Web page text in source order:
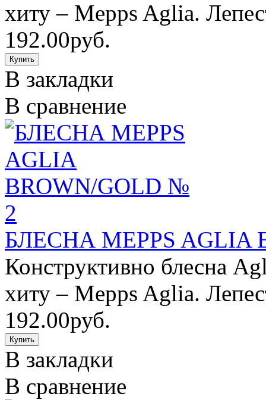
хиту – Mepps Aglia.
192.00руб.
В закладки
В сравнение
БЛЕСНА MEPPS AGLIA
Конструктивно блесна
хиту – Mepps Aglia.
192.00руб.
В закладки
В сравнение